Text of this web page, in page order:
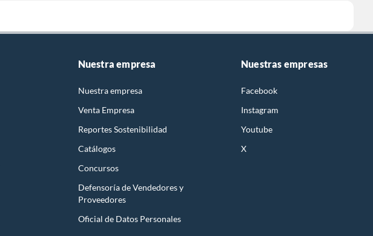
Nuestra empresa
Nuestra empresa
Venta Empresa
Reportes Sostenibilidad
Catálogos
Concursos
Defensoría de Vendedores y
Proveedores
Oficial de Datos Personales
Nuestras empresas
Facebook
Instagram
Youtube
X